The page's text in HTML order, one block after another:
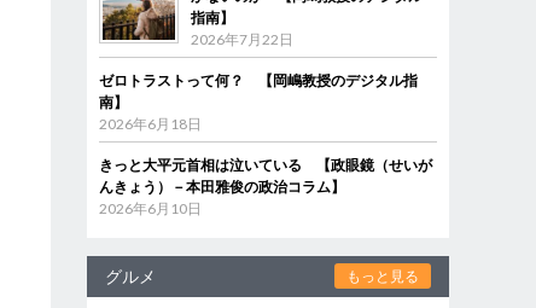
指南】
2026年7月22日
ゼロトラストって何？ 【岡嶋教授のデジタル指
南】
2026年6月18日
きっと大平元首相は泣いている 【政眼鏡（せいが
んきょう）－本田雅俊の政治コラム】
2026年6月10日
グルメ もっと見る